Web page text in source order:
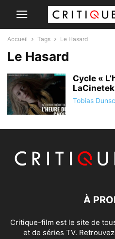
Accueil Tags Le Hasard
Le Hasard
Cycle «
Tobias
À
Critique-film est le site de
et de séries TV.